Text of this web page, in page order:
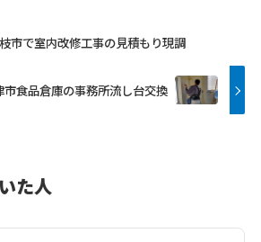
市で室内改修工事の見積もり現調
市食品倉庫の事務所流し台交換
た人